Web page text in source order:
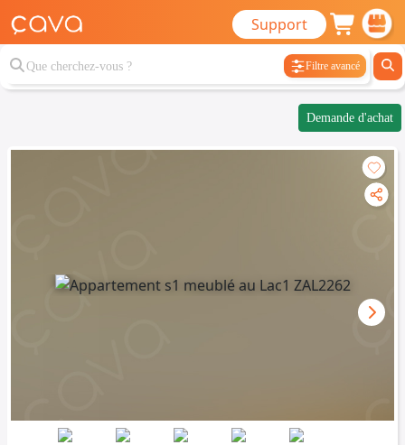
Support
Filtre avancé
Demande d'achat